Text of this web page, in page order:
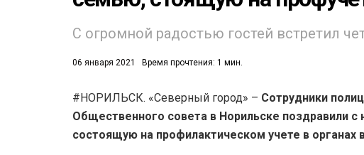
С огромной радостью гостей встретил
06 января 2021 Время прочтения: 1 мин.
#НОРИЛЬСК. «Северный город» – Сотрудники
Общественного совета в Норильске поздравили
состоящую на профилактическом учете в органах